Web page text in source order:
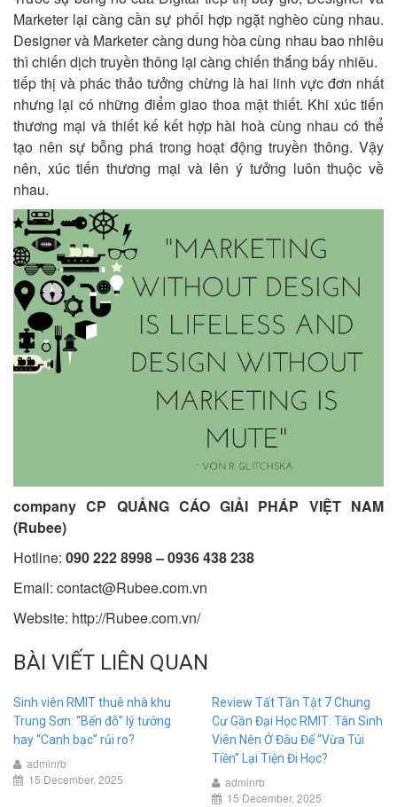
Marketer lại càng cần sự phối hợp ngặt nghèo cùng nhau.
Designer và Marketer càng dung hòa cùng nhau bao nhiêu
thì chiến dịch truyền thông lại càng chiến thắng bấy nhiêu.
tiếp thị và phác thảo tưởng chừng là hai linh vực đơn nhất
nhưng lại có những điểm giao thoa mật thiết. Khi xúc tiến
thương mại và thiết kế kết hợp hài hoà cùng nhau có thể
tạo nên sự bỗng phá trong hoạt động truyền thông. Vậy
nên, xúc tiến thương mại và lên ý tưởng luôn thuộc về
nhau.
company CP QUẢNG CÁO GIẢI PHÁP VIỆT NAM
(Rubee)
Hotline: 090 222 8998 – 0936 438 238
Email: contact@Rubee.com.vn
Website: http://Rubee.com.vn/
BÀI VIẾT LIÊN QUAN
Sinh viên RMIT thuê nhà khu
Trung Sơn: “Bến đỗ” lý tưởng
hay “Canh bạc” rủi ro?
adminrb
15 December, 2025
Review Tất Tần Tật 7 Chung
Cư Gần Đại Học RMIT: Tân Sinh
Viên Nên Ở Đâu Để “Vừa Túi
Tiền” Lại Tiện Đi Học?
adminrb
15 December, 2025